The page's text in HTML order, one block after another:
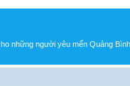
những người yêu mến Quảng Bình